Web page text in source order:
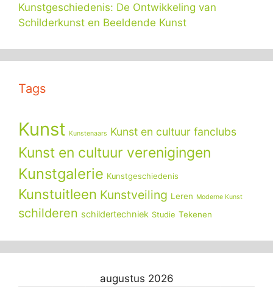
Kunstgeschiedenis: De Ontwikkeling van
Schilderkunst en Beeldende Kunst
Tags
Kunst Kunstenaars Kunst en cultuur fanclubs
Kunst en cultuur verenigingen
Kunstgalerie Kunstgeschiedenis
Kunstuitleen Kunstveiling Leren Moderne Kunst
schilderen schildertechniek Studie Tekenen
augustus 2026